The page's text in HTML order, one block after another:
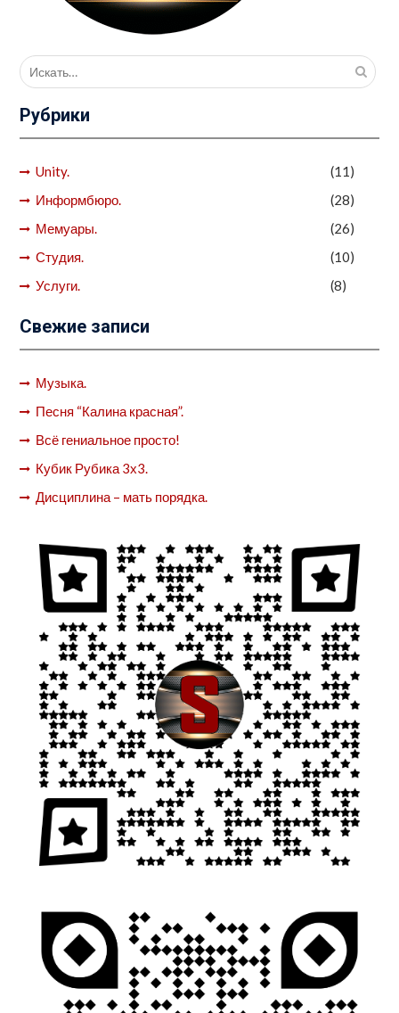
Поиск
для:
Рубрики
Unity.
(11)
Информбюро.
(28)
Мемуары.
(26)
Студия.
(10)
Услуги.
(8)
Свежие записи
Музыка.
Песня “Калина красная”.
Всё гениальное просто!
Кубик Рубика 3х3.
Дисциплина – мать порядка.